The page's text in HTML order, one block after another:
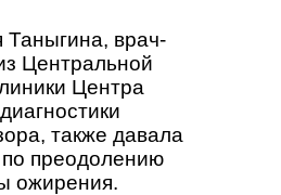
врач-
Центральной
Центра
также давала
преодолению
ожирения.